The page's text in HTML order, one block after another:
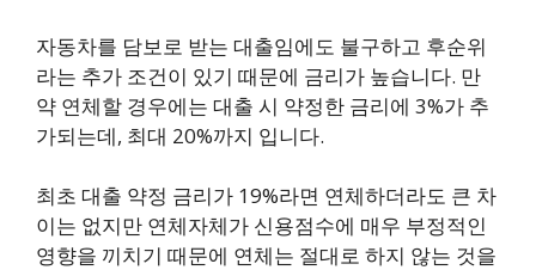
자동차를 담보로 받는 대출임에도 불구하고 후순위
라는 추가 조건이 있기 때문에 금리가 높습니다. 만
약 연체할 경우에는 대출 시 약정한 금리에 3%가 추
가되는데, 최대 20%까지 입니다.
최초 대출 약정 금리가 19%라면 연체하더라도 큰 차
이는 없지만 연체자체가 신용점수에 매우 부정적인
영향을 끼치기 때문에 연체는 절대로 하지 않는 것을